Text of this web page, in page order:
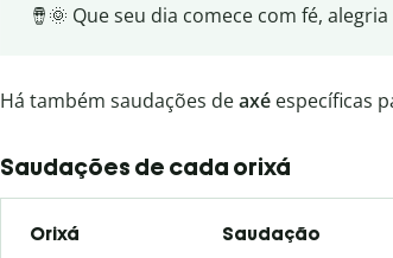
🪘🌞 Que seu dia comece com fé,
Há também saudações deaxé específicas
Saudações de cada orixá
Orixá Saudação